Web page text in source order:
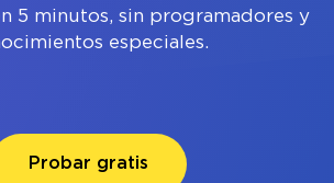
5 minutos, sin programadores y
especiales.
Probar gratis